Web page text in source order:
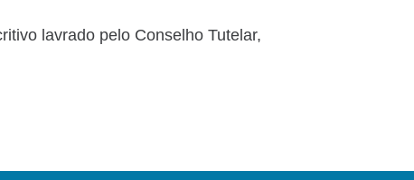
lavrado pelo Conselho Tutelar,